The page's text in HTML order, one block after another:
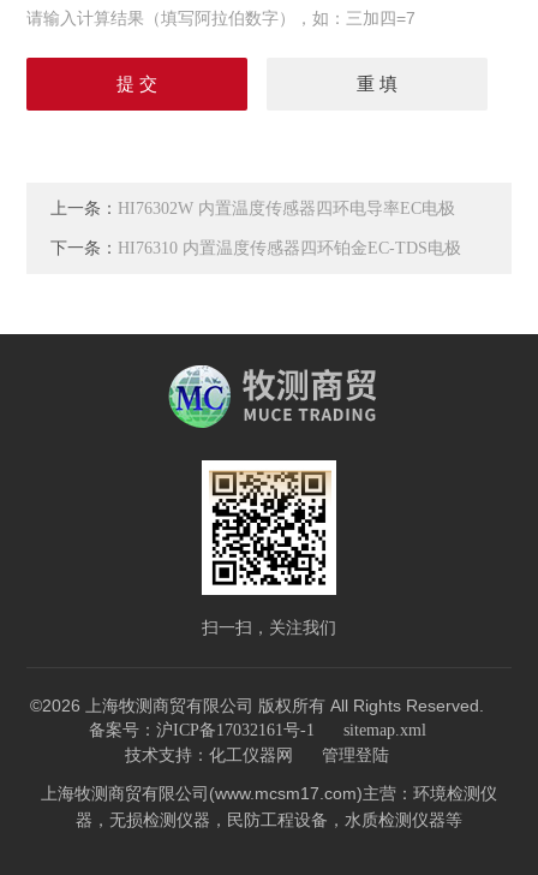
请输入计算结果（填写阿拉伯数字），如：三加四=7
上一条： HI76302W 内置温度传感器四环电导率EC电极
下一条： HI76310 内置温度传感器四环铂金EC-TDS电极
扫一扫，关注我们
©2026 上海牧测商贸有限公司 版权所有 All Rights Reserved.
备案号：沪ICP备17032161号-1 sitemap.xml
技术支持： 化工仪器网 管理登陆
上海牧测商贸有限公司(www.mcsm17.com)主营：环境检测仪
器，无损检测仪器，民防工程设备，水质检测仪器等